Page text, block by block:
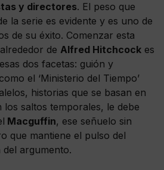
y directores. El peso que
la serie es evidente y es uno de
de su éxito. Comenzar esta
de Alfred Hitchcock es
dos facetas: guión y
el ‘Ministerio del Tiempo’
historias que se basan en
los saltos temporales, le debe
Macguffin, ese señuelo sin
que mantiene el pulso del
argumento.